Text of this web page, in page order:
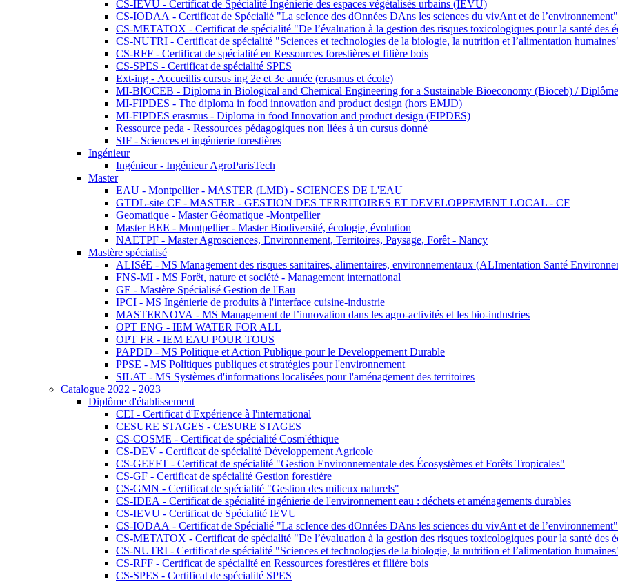
CS-IEVU - Certificat de Spécialité Ingénierie des espaces végétalisés urbains (IEVU)
CS-IODAA - Certificat de Spécialié "La scIence des dOnnées DAns les sciences du vivAnt et de l’environnement"
CS-METATOX - Certificat de spécialité "De l’évaluation à la gestion des risques toxicologiques pour la santé des
CS-NUTRI - Certificat de spécialité "Sciences et technologies de la biologie, la nutrition et l’alimentation
CS-RFF - Certificat de spécialité en Ressources forestières et filière bois
CS-SPES - Certificat de spécialité SPES
Ext-ing - Accueillis cursus ing 2e et 3e année (erasmus et école)
MI-BIOCEB - Diploma in Biological and Chemical Engineering for a Sustainable Bioeconomy (Bioceb) /
MI-FIPDES - The diploma in food innovation and product design (hors EMJD)
MI-FIPDES erasmus - Diploma in food Innovation and product design (FIPDES)
Ressource peda - Ressources pédagogiques non liées à un cursus donné
SIF - Sciences et ingénierie forestières
Ingénieur
Ingénieur - Ingénieur AgroParisTech
Master
EAU - Montpellier - MASTER (LMD) - SCIENCES DE L'EAU
GTDL-site CF - MASTER - GESTION DES TERRITOIRES ET DEVELOPPEMENT LOCAL - CF
Geomatique - Master Géomatique -Montpellier
Master BEE - Montpellier - Master Biodiversité, écologie, évolution
NAETPF - Master Agrosciences, Environnement, Territoires, Paysage, Forêt - Nancy
Mastère spécialisé
ALISéE - MS Management des risques sanitaires, alimentaires, environnementaux (ALImentation Santé
FNS-MI - MS Forêt, nature et société - Management international
GE - Mastère Spécialisé Gestion de l'Eau
IPCI - MS Ingénierie de produits à l'interface cuisine-industrie
MASTERNOVA - MS Management de l’innovation dans les agro-activités et les bio-industries
OPT ENG - IEM WATER FOR ALL
OPT FR - IEM EAU POUR TOUS
PAPDD - MS Politique et Action Publique pour le Developpement Durable
PPSE - MS Politiques publiques et stratégies pour l'environnement
SILAT - MS Systèmes d'informations localisées pour l'aménagement des territoires
Catalogue 2022 - 2023
Diplôme d'établissement
CEI - Certificat d'Expérience à l'international
CESURE STAGES - CESURE STAGES
CS-COSME - Certificat de spécialité Cosm'éthique
CS-DEV - Certificat de spécialité Développement Agricole
CS-GEEFT - Certificat de spécialité "Gestion Environnementale des Écosystèmes et Forêts Tropicales"
CS-GF - Certificat de spécialité Gestion forestière
CS-GMN - Certificat de spécialité "Gestion des milieux naturels"
CS-IDEA - Certificat de spécialité ingénierie de l'environnement eau : déchets et aménagements durables
CS-IEVU - Certificat de Spécialité IEVU
CS-IODAA - Certificat de Spécialié "La scIence des dOnnées DAns les sciences du vivAnt et de l’environnement"
CS-METATOX - Certificat de spécialité "De l’évaluation à la gestion des risques toxicologiques pour la santé des
CS-NUTRI - Certificat de spécialité "Sciences et technologies de la biologie, la nutrition et l’alimentation
CS-RFF - Certificat de spécialité en Ressources forestières et filière bois
CS-SPES - Certificat de spécialité SPES